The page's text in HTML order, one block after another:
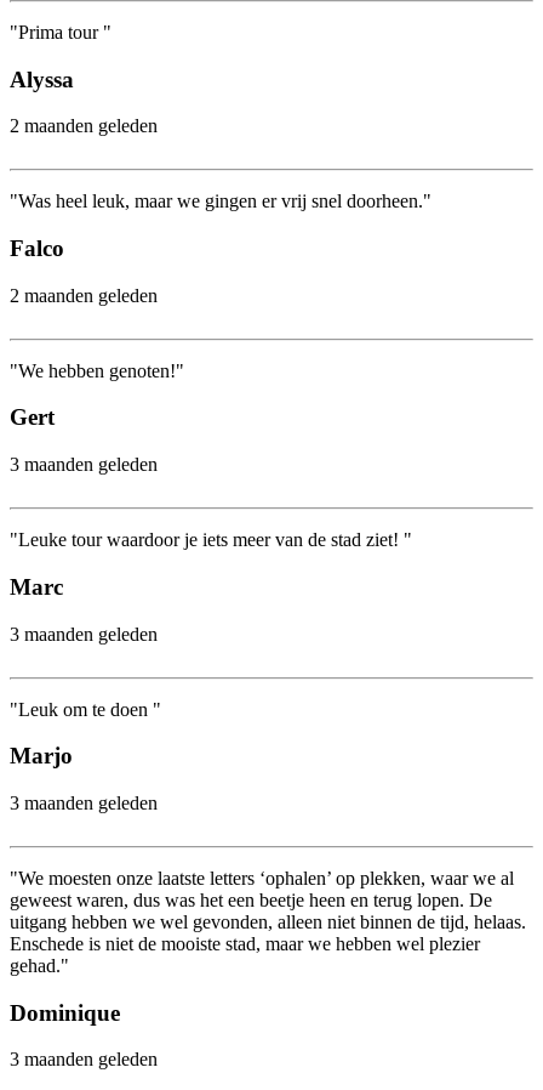
"Prima tour "
Alyssa
2 maanden geleden
"Was heel leuk, maar we gingen er vrij snel doorheen."
Falco
2 maanden geleden
"We hebben genoten!"
Gert
3 maanden geleden
"Leuke tour waardoor je iets meer van de stad ziet! "
Marc
3 maanden geleden
"Leuk om te doen "
Marjo
3 maanden geleden
"We moesten onze laatste letters ‘ophalen’ op plekken, waar we al
geweest waren, dus was het een beetje heen en terug lopen. De
uitgang hebben we wel gevonden, alleen niet binnen de tijd, helaas.
Enschede is niet de mooiste stad, maar we hebben wel plezier
gehad."
Dominique
3 maanden geleden